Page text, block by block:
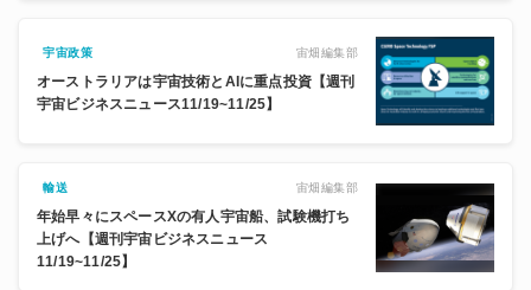
宇宙政策 宙畑編集部
オーストラリアは宇宙技術とAIに重点投資【週刊
宇宙ビジネスニュース11/19~11/25】
輸送 宙畑編集部
年始早々にスペースXの有人宇宙船、試験機打ち
上げへ【週刊宇宙ビジネスニュース
11/19~11/25】